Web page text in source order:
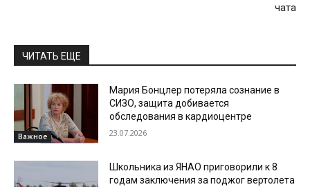
чата
ЧИТАТЬ ЕЩЕ
Важное
Мария Бонцлер потеряла сознание в
СИЗО, защита добивается
обследования в кардиоцентре
23.07.2026
Школьника из ЯНАО приговорили к 8
годам заключения за поджог вертолета